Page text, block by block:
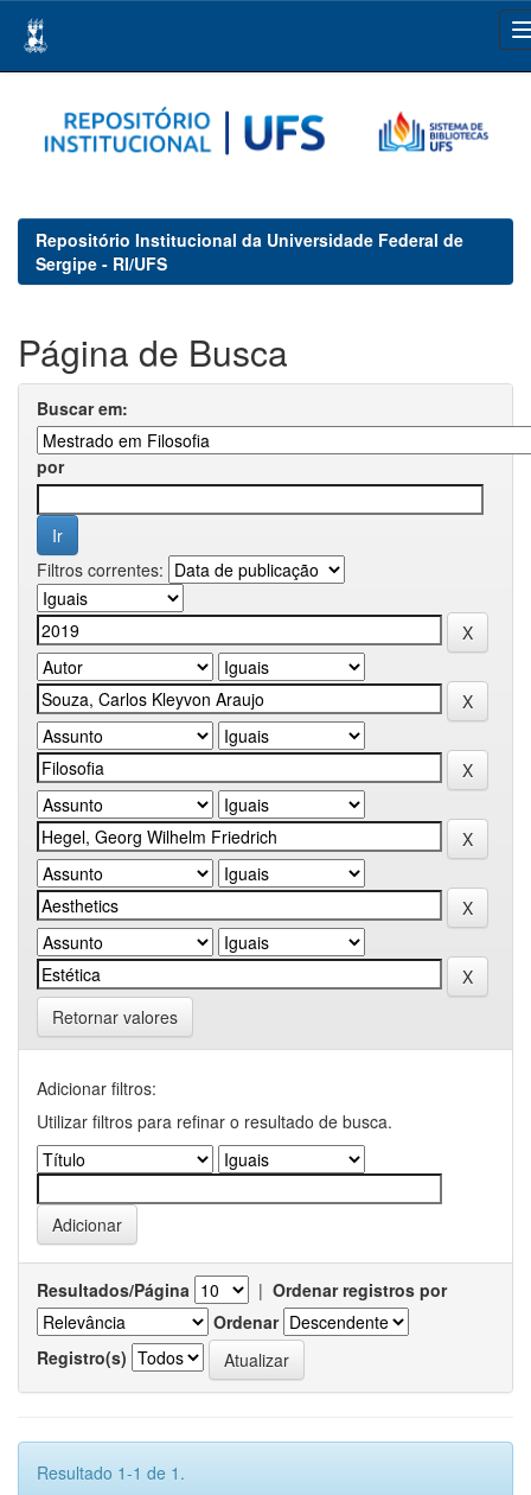
navigation
Repositório Institucional da Universidade Federal de
Sergipe - RI/UFS
Página de Busca
Buscar em:
por
Filtros correntes:
Retornar valores
Adicionar filtros:
Utilizar filtros para refinar o resultado de busca.
Resultados/Página | Ordenar registros por
Ordenar
Registro(s)
Resultado 1-1 de 1.